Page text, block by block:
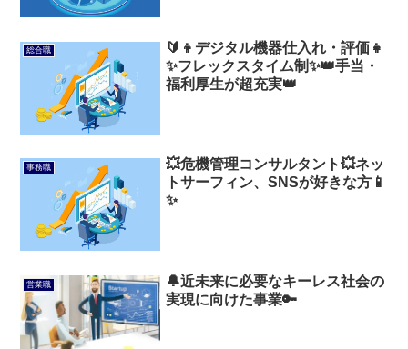
総合職
🔰👦デジタル機器仕入れ・評価👧
✨フレックスタイム制✨👑手当・
福利厚生が超充実👑
事務職
💥危機管理コンサルタント💥ネッ
トサーフィン、SNSが好きな方📱
✨
営業職
🔔近未来に必要なキーレス社会の
実現に向けた事業🔑